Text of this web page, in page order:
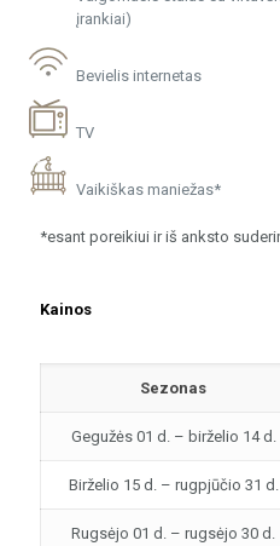
įrankiai)
Bevielis internetas
TV
Vaikiškas maniežas*
*esant poreikiui ir iš anksto
Kainos
Sezonas
Gegužės 01 d. – birželio 14 d.
Birželio 15 d. – rugpjūčio 31 d.
Rugsėjo 01 d. – rugsėjo 30 d.